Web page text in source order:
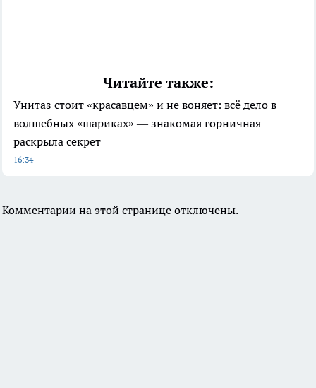
Читайте также:
Унитаз стоит «красавцем» и не воняет: всё дело в
волшебных «шариках» — знакомая горничная
раскрыла секрет
16:34
Комментарии на этой странице отключены.